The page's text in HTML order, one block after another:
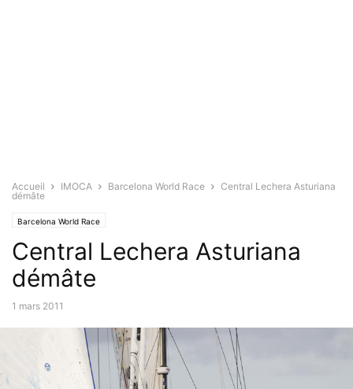
Accueil IMOCA Barcelona World Race
Central Lechera Asturiana
démâte
Barcelona World Race
Central Lechera Asturiana
démâte
1 mars 2011